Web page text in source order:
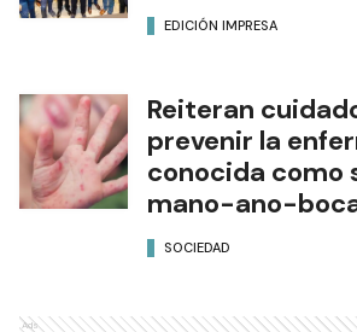
EDICIÓN IMPRESA
Reiteran
prevenir la
conocida como
mano-ano-
SOCIEDAD
Ads